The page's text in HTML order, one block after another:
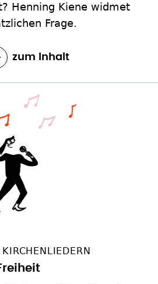
Henning Kiene widmet
Frage.
zum Inhalt